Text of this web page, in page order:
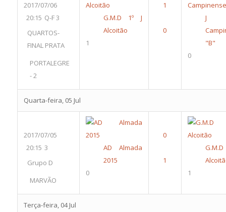
2017/07/06
20:15 Q-F 3
QUARTOS-
FINAL PRATA
PORTALEGRE
- 2
G.M.D 1º J
Alcoitão
1
J
"B"
0
Quarta-feira, 05 Jul
2017/07/05
20:15 3
Grupo D
MARVÃO
AD Almada
2015
0
1
Terça-feira, 04 Jul